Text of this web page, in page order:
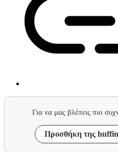
Για να μας βλέπεις πιο
Προσθήκη της